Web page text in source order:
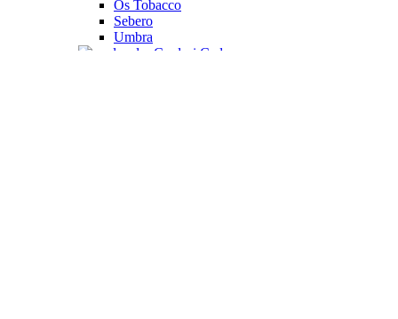
Os Tobacco
Sebero
Umbra
Carduri Cadou